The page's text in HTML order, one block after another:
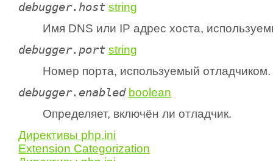
debugger.host string
Имя DNS или IP адрес хоста,
debugger.port string
Номер порта, используемый отладчиком.
debugger.enabled boolean
Определяет, включён ли отладчик.
Директивы php.ini
Extension Categorization